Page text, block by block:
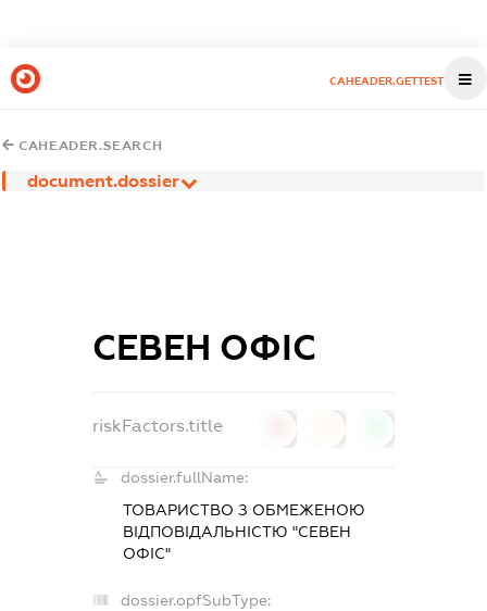
CAHEADER.GETTEST
CAHEADER.SEARCH
document.dossier
СЕВЕН ОФІС
riskFactors.title
dossier.fullName:
ТОВАРИСТВО З ОБМЕЖЕНОЮ
ВІДПОВІДАЛЬНІСТЮ "СЕВЕН
ОФІС"
dossier.opfSubType: